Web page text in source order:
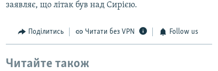
заявляє, що літак був над Сирією.
Поділитись Читати без VPN Follow us
Читайте також